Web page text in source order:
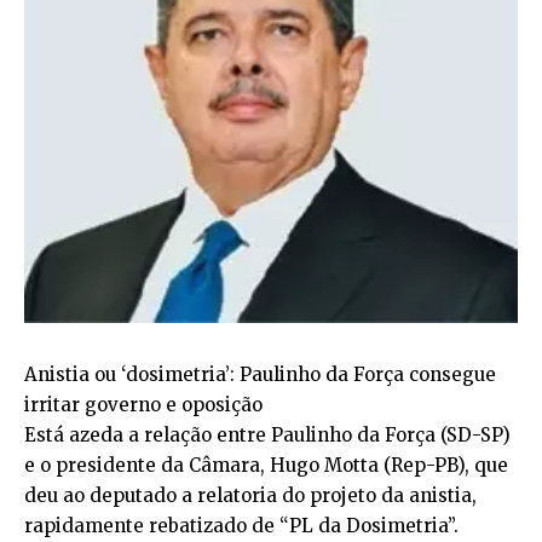
Anistia ou ‘dosimetria’: Paulinho da Força consegue
irritar governo e oposição
Está azeda a relação entre Paulinho da Força (SD-SP)
e o presidente da Câmara, Hugo Motta (Rep-PB), que
deu ao deputado a relatoria do projeto da anistia,
rapidamente rebatizado de “PL da Dosimetria”.